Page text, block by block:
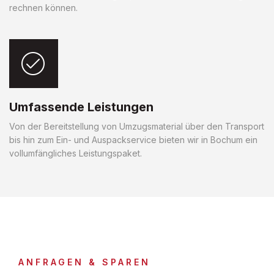
rechnen können.
Umfassende Leistungen
Von der Bereitstellung von Umzugsmaterial über den Transport
bis hin zum Ein- und Auspackservice bieten wir in Bochum ein
vollumfängliches Leistungspaket.
ANFRAGEN & SPAREN